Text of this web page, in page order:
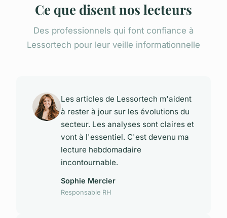
Ce que disent nos lecteurs
Des professionnels qui font confiance à
Lessortech pour leur veille informationnelle
Les articles de Lessortech m'aident
à rester à jour sur les évolutions du
secteur. Les analyses sont claires et
vont à l'essentiel. C'est devenu ma
lecture hebdomadaire
incontournable.
Sophie Mercier
Responsable RH